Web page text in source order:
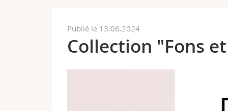
Publié le 13.06.2024
Collection "Fons